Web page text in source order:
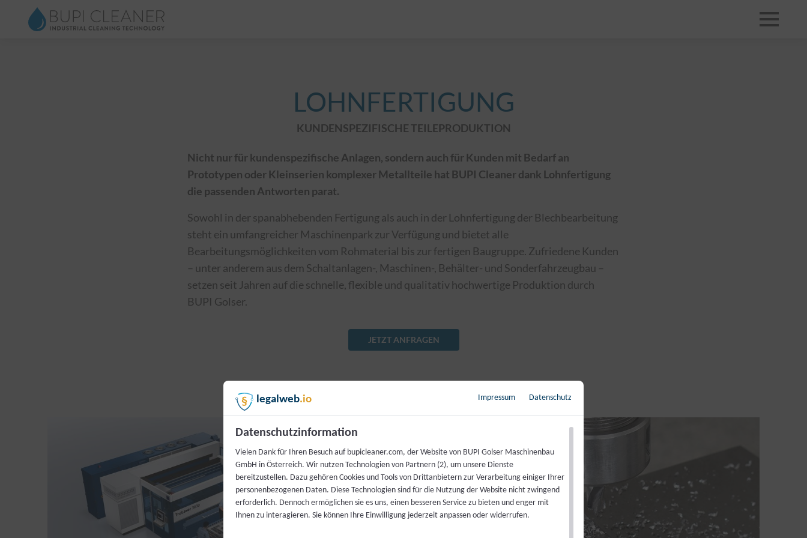
LOHNFERTIGUNG
KUNDENSPEZIFISCHE TEILEPRODUKTION
Nicht nur für kundenspezifische Anlagen, sondern auch für Kunden mit Bedarf an
Prototypen oder Kleinserien komplexer Metallteile hat BUPI Cleaner dank Lohnfertigung
die passenden Antworten parat.
Sowohl in der spanabhebenden Fertigung als auch in der Lohnfertigung der Blechbearbeitung
steht ein umfangreicher Maschinenpark zur Verfügung und bietet alle
Bearbeitungsmöglichkeiten vom Rohmaterial bis zur fertigen Baugruppe. Zufriedene Kunden
– unter anderem aus dem Schaltanlagen-, Maschinen-, Behälter- und Sonderfahrzeugbau –
setzen seit Jahren auf die schnelle, flexible und qualitativ hochwertige Produktion durch
BUPI Golser.
JETZT ANFRAGEN
legalweb.io Impressum Datenschutz
Datenschutzinformation
Vielen Dank für Ihren Besuch auf bupicleaner.com, der Website von BUPI Golser Maschinenbau
GmbH in Österreich. Wir nutzen Technologien von Partnern (2), um unsere Dienste
bereitzustellen. Dazu gehören Cookies und Tools von Drittanbietern zur Verarbeitung einiger Ihrer
personenbezogenen Daten. Diese Technologien sind für die Nutzung der Website nicht zwingend
erforderlich. Dennoch ermöglichen sie es uns, einen besseren Service zu bieten und enger mit
Ihnen zu interagieren. Sie können Ihre Einwilligung jederzeit anpassen oder widerrufen.